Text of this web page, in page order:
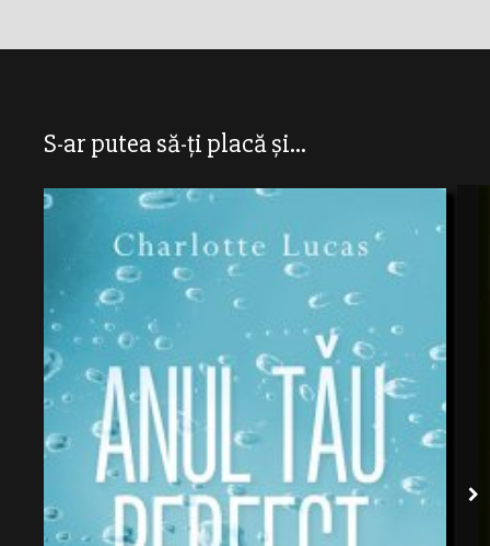
S-ar putea să-ți placă și...